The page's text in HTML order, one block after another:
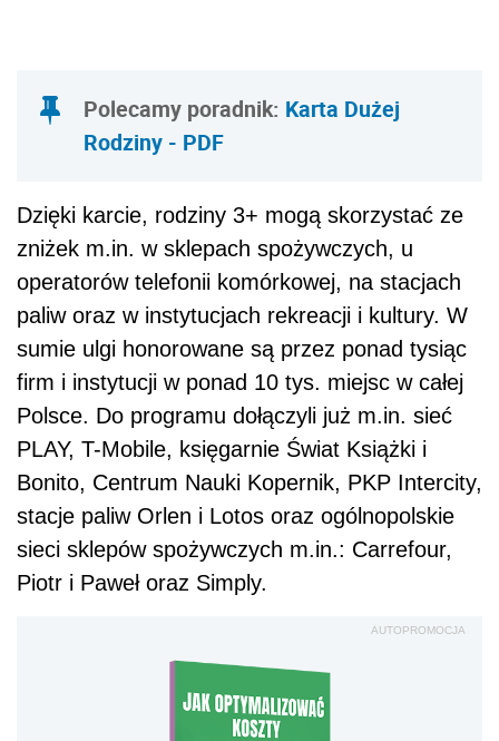
Polecamy poradnik: Karta Dużej
Rodziny - PDF
Dzięki karcie, rodziny 3+ mogą skorzystać ze
zniżek m.in. w sklepach spożywczych, u
operatorów telefonii komórkowej, na stacjach
paliw oraz w instytucjach rekreacji i kultury. W
sumie ulgi honorowane są przez ponad tysiąc
firm i instytucji w ponad 10 tys. miejsc w całej
Polsce. Do programu dołączyli już m.in. sieć
PLAY, T-Mobile, księgarnie Świat Książki i
Bonito, Centrum Nauki Kopernik, PKP Intercity,
stacje paliw Orlen i Lotos oraz ogólnopolskie
sieci sklepów spożywczych m.in.: Carrefour,
Piotr i Paweł oraz Simply.
AUTOPROMOCJA